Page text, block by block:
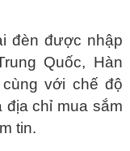
đèn được nhập
Quốc, Hàn
với chế độ
địa chỉ mua sắm
tin.